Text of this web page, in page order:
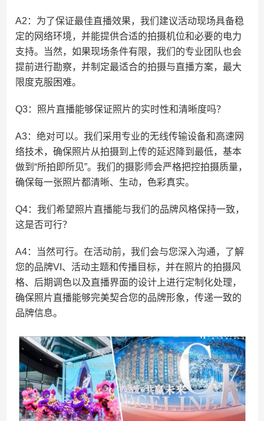
A2：为了保证最佳直播效果，我们建议活动现场具备稳
定的网络环境，并能提供合适的拍摄机位和必要的电力
支持。当然，如果现场条件有限，我们的专业团队也会
提前进行勘察，并制定最适合的拍摄与直播方案，最大
限度克服困难。
Q3：照片直播能够保证照片的实时性和清晰度吗？
A3：绝对可以。我们采用专业的无线传输设备和高速网
络技术，确保照片从拍摄到上传的延迟降到最低，基本
做到“所拍即所见”。我们的摄影师会严格把控拍摄质量，
确保每一张照片都清晰、生动，色彩真实。
Q4：我们希望照片直播能与我们的品牌风格保持一致，
这是否可行？
A4：当然可行。在活动前，我们会与您深入沟通，了解
您的品牌VI、活动主题和传播目标，并在照片的拍摄风
格、后期调色以及直播界面的设计上进行定制化处理，
确保照片直播能够完美契合您的品牌形象，传递一致的
品牌信息。